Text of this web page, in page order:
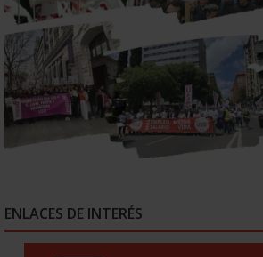
ENLACES DE INTERÉS